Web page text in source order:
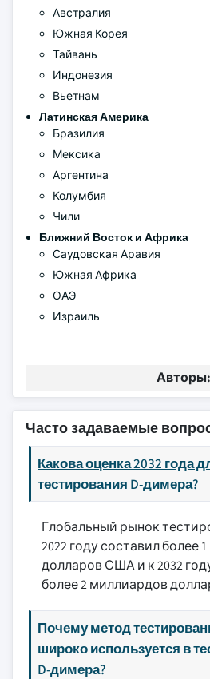
Австралия
Южная Корея
Тайвань
Индонезия
Вьетнам
Латинская Америка
Бразилия
Мексика
Аргентина
Колумбия
Чили
Ближний Восток и Африка
Саудовская Аравия
Южная Африка
ОАЭ
Израиль
Авторы:
Часто задаваемые
Какова оценка 2032 года
тестирования D-димера?
Глобальный рынок
2022 году составил более
долларов США и к 2032
более 2 миллиардов
Почему метод
широко используется в
D-димера?